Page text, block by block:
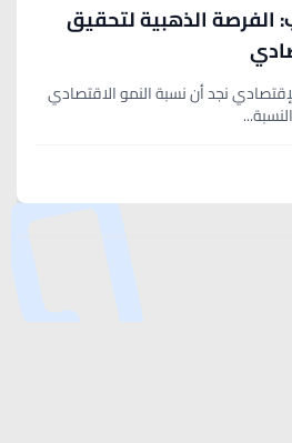
الفرصة الذهبية لتحقيق
نجد أن نسبة النمو الاقتصادي